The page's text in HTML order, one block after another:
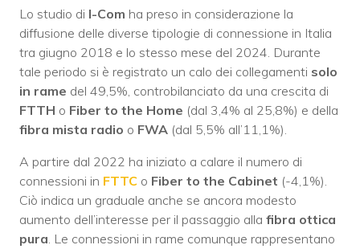
Lo studio di I-Com ha preso in considerazione la
diffusione delle diverse tipologie di connessione in Italia
tra giugno 2018 e lo stesso mese del 2024. Durante
tale periodo si è registrato un calo dei collegamenti solo
in rame del 49,5%, controbilanciato da una crescita di
FTTH o Fiber to the Home (dal 3,4% al 25,8%) e della
fibra mista radio o FWA (dal 5,5% all’11,1%).
A partire dal 2022 ha iniziato a calare il numero di
connessioni in FTTC o Fiber to the Cabinet (-4,1%).
Ciò indica un graduale anche se ancora modesto
aumento dell’interesse per il passaggio alla fibra ottica
pura. Le connessioni in rame comunque rappresentano